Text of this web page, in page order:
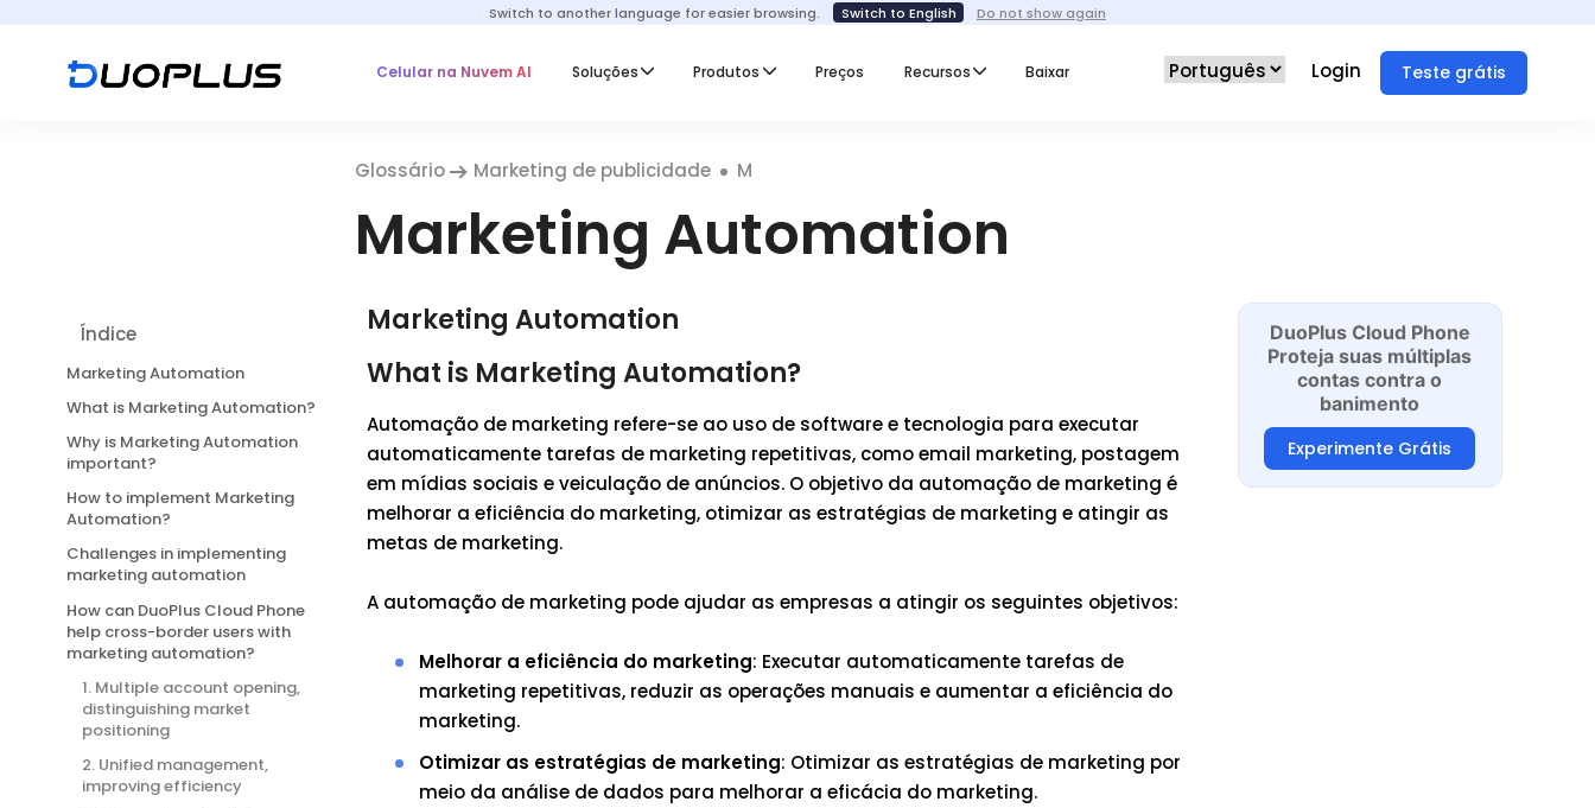
Switch to another language for easier browsing. Switch to English Do not show again
Celular na Nuvem AI Soluções Produtos Preços Recursos Baixar Login Teste grátis
Glossário Marketing de publicidade M
Marketing Automation
Índice
Marketing Automation
What is Marketing Automation?
Why is Marketing Automation
important?
How to implement Marketing
Automation?
Challenges in implementing
marketing automation
How can DuoPlus Cloud Phone
help cross-border users with
marketing automation?
1. Multiple account opening,
distinguishing market
positioning
2. Unified management,
improving efficiency
Marketing Automation
What is Marketing Automation?
Automação de marketing refere-se ao uso de software e tecnologia para executar
automaticamente tarefas de marketing repetitivas, como email marketing, postagem
em mídias sociais e veiculação de anúncios. O objetivo da automação de marketing é
melhorar a eficiência do marketing, otimizar as estratégias de marketing e atingir as
metas de marketing.
A automação de marketing pode ajudar as empresas a atingir os seguintes objetivos:
Melhorar a eficiência do marketing: Executar automaticamente tarefas de
marketing repetitivas, reduzir as operações manuais e aumentar a eficiência do
marketing.
Otimizar as estratégias de marketing: Otimizar as estratégias de marketing por
meio da análise de dados para melhorar a eficácia do marketing.
DuoPlus Cloud Phone
Proteja suas múltiplas
contas contra o
banimento
Experimente Grátis